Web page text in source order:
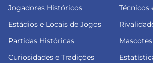
Jogadores Históricos
Técnicos
Estádios e Locais de Jogos
Partidas Históricas
Curiosidades e Tradições